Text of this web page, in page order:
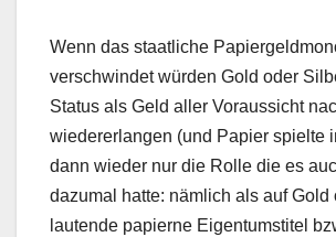
Wenn das staatliche
verschwindet würden Gold oder
Status als Geld aller Voraussicht
wiedererlangen (und Papier spielte
dann wieder nur die Rolle die es
dazumal hatte: nämlich als auf Gold
lautende papierne Eigentumstitel